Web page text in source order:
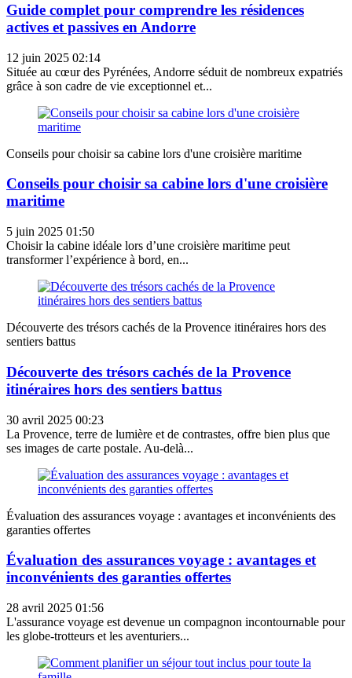
Guide complet pour comprendre les résidences
actives et passives en Andorre
12 juin 2025 02:14
Située au cœur des Pyrénées, Andorre séduit de nombreux expatriés
grâce à son cadre de vie exceptionnel et...
Conseils pour choisir sa cabine lors d'une croisière maritime
Conseils pour choisir sa cabine lors d'une croisière
maritime
5 juin 2025 01:50
Choisir la cabine idéale lors d’une croisière maritime peut
transformer l’expérience à bord, en...
Découverte des trésors cachés de la Provence itinéraires hors des
sentiers battus
Découverte des trésors cachés de la Provence
itinéraires hors des sentiers battus
30 avril 2025 00:23
La Provence, terre de lumière et de contrastes, offre bien plus que
ses images de carte postale. Au-delà...
Évaluation des assurances voyage : avantages et inconvénients des
garanties offertes
Évaluation des assurances voyage : avantages et
inconvénients des garanties offertes
28 avril 2025 01:56
L'assurance voyage est devenue un compagnon incontournable pour
les globe-trotteurs et les aventuriers...